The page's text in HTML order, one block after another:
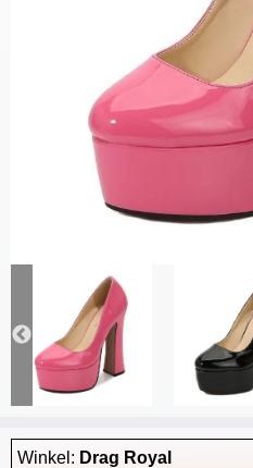
Winkel: Drag Royal